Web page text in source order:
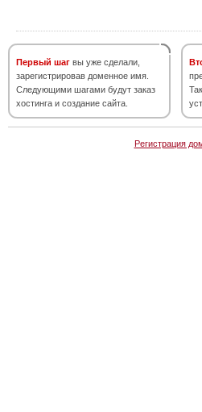
Первый шаг вы уже сделали,
зарегистрировав доменное имя.
Следующими шагами будут заказ
хостинга и создание сайта.
Регистрация